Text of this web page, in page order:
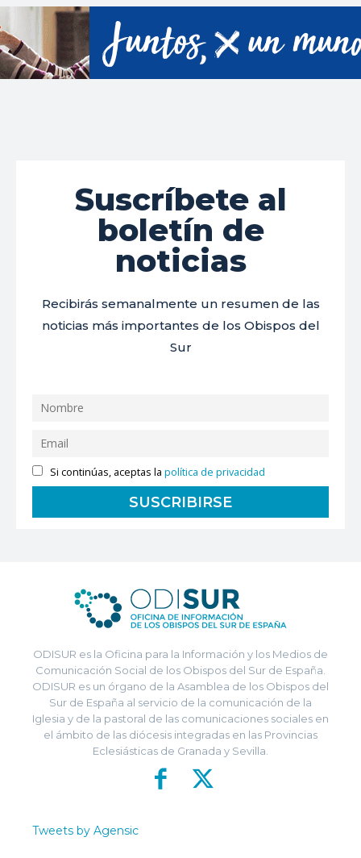
Suscríbete al
boletín de
noticias
Recibirás semanalmente un resumen de las
noticias más importantes de los Obispos del
Sur
Si continúas, aceptas lapolítica de privacidad
ODISUR es la Oficina para la Información y los Medios de
Comunicación Social de los Obispos del Sur de España.
ODISUR es un órgano de la Asamblea de los Obispos del
Sur de España al servicio de la comunicación de la
Iglesia y de la pastoral de las comunicaciones sociales en
el ámbito de las diócesis integradas en las Provincias
Eclesiásticas de Granada y Sevilla.
Tweets by Agensic